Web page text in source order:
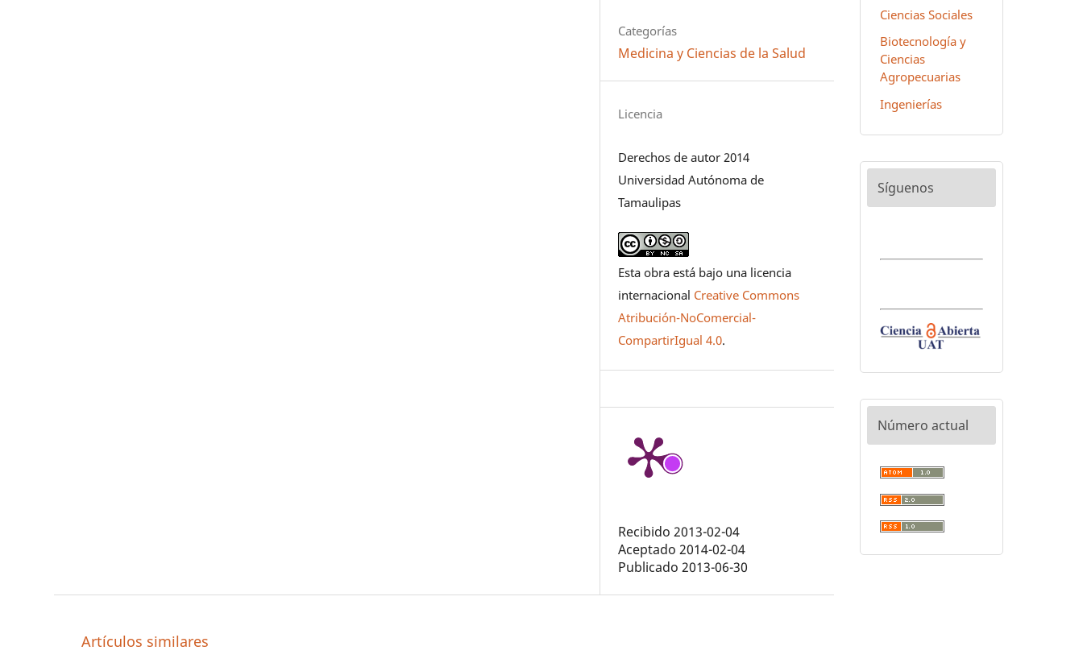
Categorías
Medicina y Ciencias de la Salud
Licencia
Derechos de autor 2014
Universidad Autónoma de
Tamaulipas
Esta obra está bajo una licencia
internacional Creative Commons
Atribución-NoComercial-
CompartirIgual 4.0.
Recibido 2013-02-04
Aceptado 2014-02-04
Publicado 2013-06-30
Artículos similares
Ciencias Sociales
Biotecnología y
Ciencias
Agropecuarias
Ingenierías
Síguenos
Número actual